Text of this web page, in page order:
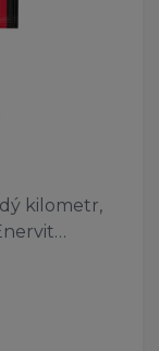
kilometr,